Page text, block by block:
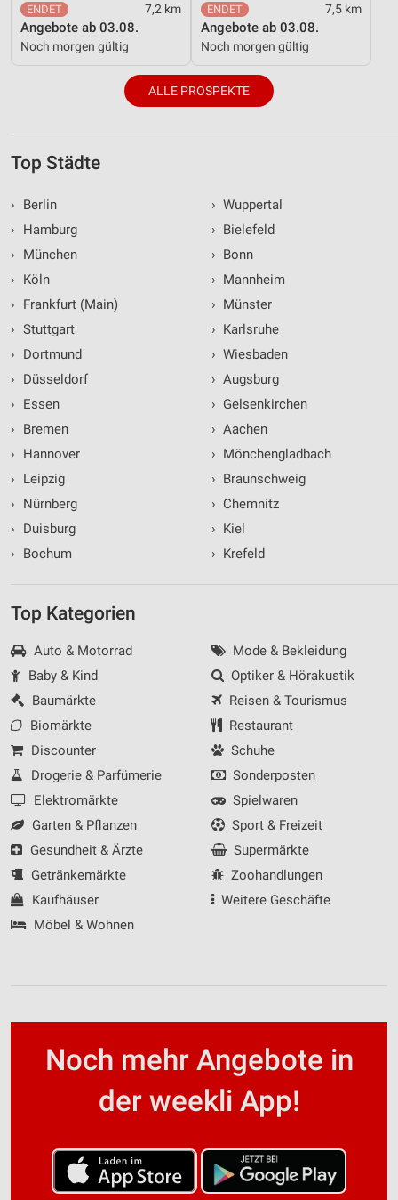
7,2 km
Angebote ab 03.08.
Noch morgen gültig
7,5 km
Angebote ab 03.08.
Noch morgen gültig
ALLE PROSPEKTE
Top Städte
›
Berlin
›
Hamburg
›
München
›
Köln
›
Frankfurt (Main)
› Stuttgart
›
Dortmund
›
Düsseldorf
›
Essen
›
Bremen
›
Hannover
›
Leipzig
›
Nürnberg
›
Duisburg
›
Bochum
› Wuppertal
› Bielefeld
› Bonn
› Mannheim
› Münster
› Karlsruhe
› Wiesbaden
› Augsburg
› Gelsenkirchen
› Aachen
› Mönchengladbach
› Braunschweig
› Chemnitz
› Kiel
› Krefeld
Top Kategorien
Auto & Motorrad
Baby & Kind
Baumärkte
Biomärkte
Discounter
Drogerie & Parfümerie
Elektromärkte
Garten & Pflanzen
Gesundheit & Ärzte
Getränkemärkte
Kaufhäuser
Möbel & Wohnen
Mode & Bekleidung
Optiker & Hörakustik
Reisen & Tourismus
Restaurant
Schuhe
Sonderposten
Spielwaren
Sport & Freizeit
Supermärkte
Zoohandlungen
Weitere Geschäfte
Noch mehr Angebote in
der weekli App!